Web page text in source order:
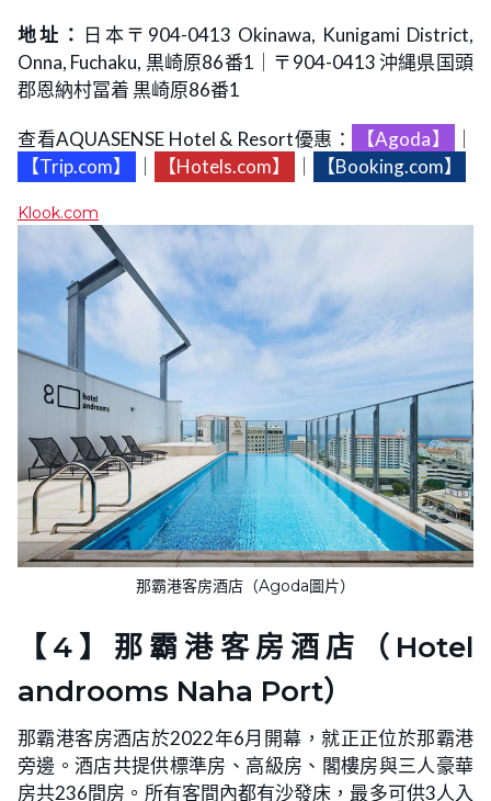
地址： 日本〒904-0413 Okinawa, Kunigami District,
Onna, Fuchaku, 黒崎原86番1｜〒904-0413 沖縄県国頭
郡恩納村冨着 黒崎原86番1
查看AQUASENSE Hotel & Resort優惠： 【Agoda】
【Trip.com】
【Hotels.com】 【Booking.com】
Klook.com
那霸港客房酒店（Agoda圖片）
【4】那霸港客房酒店（Hotel
androoms Naha Port）
那霸港客房酒店於2022年6月開幕，就正正位於那霸港
旁邊。酒店共提供標準房、高級房、閣樓房與三人豪華
房共236間房。所有客間內都有沙發床，最多可供3人入